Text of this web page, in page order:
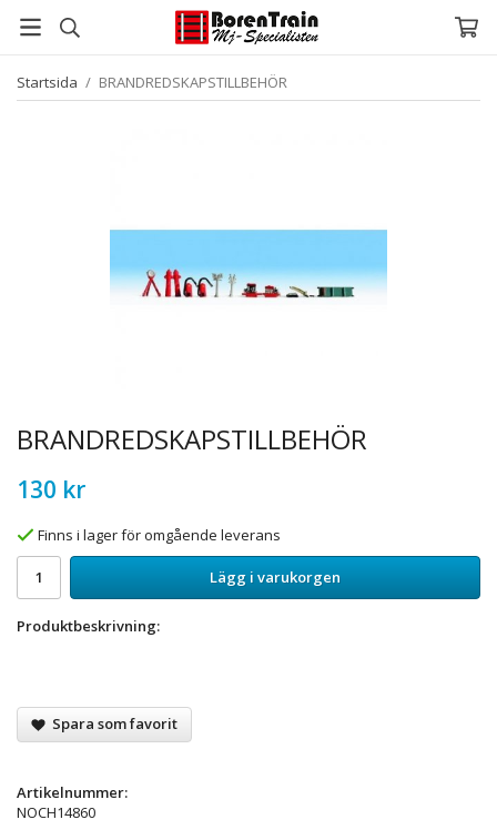
Startsida / BRANDREDSKAPSTILLBEHÖR
BRANDREDSKAPSTILLBEHÖR
130 kr
Finns i lager för omgående leverans
Lägg i varukorgen
Produktbeskrivning:
Spara som favorit
Artikelnummer:
NOCH14860